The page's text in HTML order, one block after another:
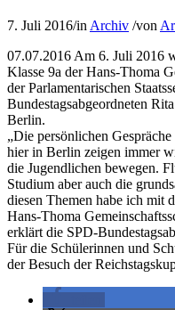
7. Juli 2016/in Archiv /von
07.07.2016 Am 6. Juli 2016
Klasse 9a der Hans-Thoma
der Parlamentarischen
Bundestagsabgeordneten
Berlin.
„Die persönlichen
hier in Berlin zeigen immer
die Jugendlichen bewegen.
Studium aber auch die
diesen Themen habe ich mit
Hans-Thoma
erklärt die SPD-
Für die Schülerinnen und
der Besuch der